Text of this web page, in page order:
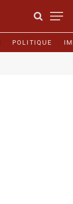
POLITIQUE